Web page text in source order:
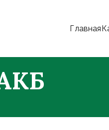
Морозостойкие
Главная